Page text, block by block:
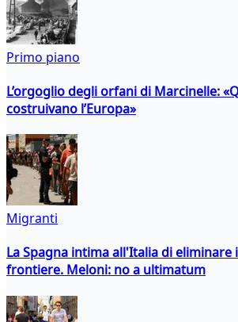
Primo piano
L’orgoglio degli orfani di Marcinelle:
costruivano l’Europa»
Migranti
La Spagna intima all'Italia di eliminare
frontiere. Meloni: no a ultimatum